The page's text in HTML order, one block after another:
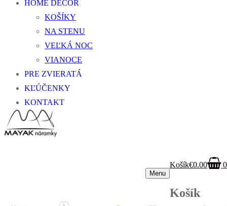
HOME DECOR
KOŠÍKY
NA STENU
VEĽKÁ NOC
VIANOCE
PRE ZVIERATÁ
KĽÚČENKY
KONTAKT
Menu
Košík€0.00 0
Košík